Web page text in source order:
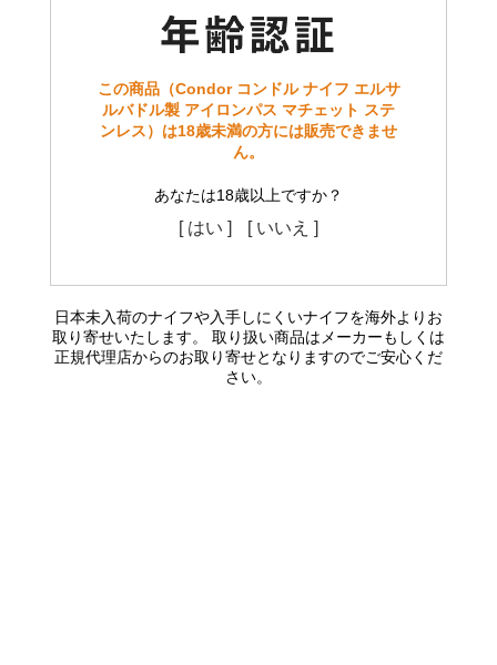
この商品（Condor コンドル ナイフ エルサ
ルバドル製 アイロンパス マチェット ステ
ンレス）は18歳未満の方には販売できませ
ん。
あなたは18歳以上ですか？
[ はい ] [ いいえ ]
日本未入荷のナイフや入手しにくいナイフを海外よりお
取り寄せいたします。 取り扱い商品はメーカーもしくは
正規代理店からのお取り寄せとなりますのでご安心くだ
さい。